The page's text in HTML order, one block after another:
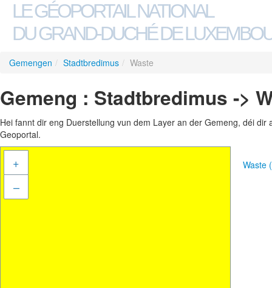
LE GÉOPORTAIL NATIONAL
DU GRAND-DUCHÉ DE
Gemengen / Stadtbredimus / Waste
Gemeng : Stadtbredimus ->
Hei fannt dir eng Duerstellung vun dem Layer an der Gemeng, déi
Geoportal.
+
–
Waste